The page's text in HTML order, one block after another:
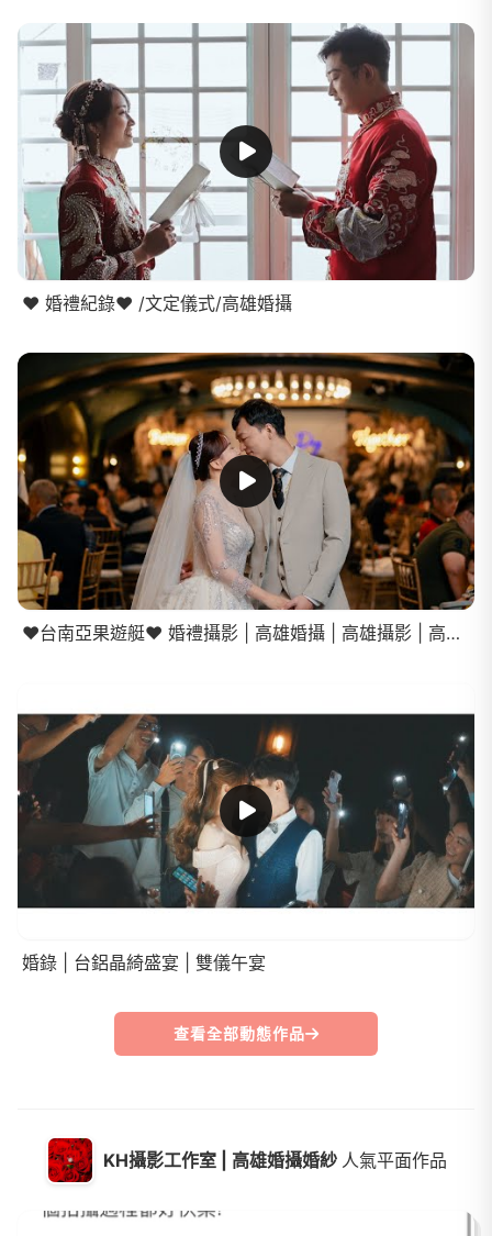
KH攝影工作室 | 高雄婚攝婚紗 人氣平面作品
❤️ 婚禮紀錄❤️ /文定儀式/高雄婚攝
❤️台南亞果遊艇❤️ 婚禮攝影 | 高雄婚攝 | 高雄攝影 | 高雄婚禮紀錄
婚錄 | 台鋁晶綺盛宴 | 雙儀午宴
查看全部動態作品